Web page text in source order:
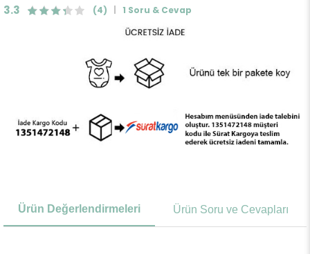
3.3 (4) 1 Soru & Cevap
Ürün Değerlendirmeleri Ürün Soru ve Cevapları